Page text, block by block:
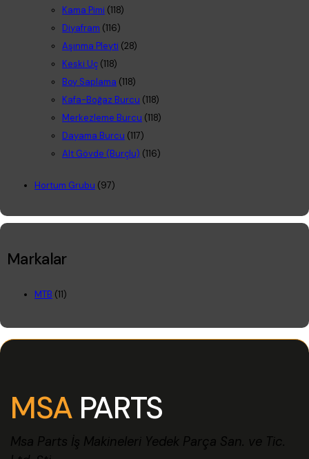
Kama Pimi (118)
Diyafram (116)
Aşınma Pleyti (28)
Keski Uç (118)
Boy Saplama (118)
Kafa-Boğaz Burcu (118)
Merkezleme Burcu (118)
Dayama Burcu (117)
Alt Gövde (Burçlu) (116)
Hortum Grubu (97)
Markalar
MTB (11)
MSA PARTS
Msa Parts İş Makineleri Yedek Parça San. ve Tic.